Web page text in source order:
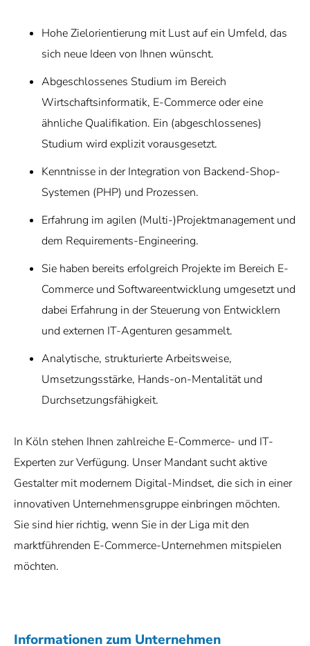
Hohe Zielorientierung mit Lust auf ein Umfeld, das
sich neue Ideen von Ihnen wünscht.
Abgeschlossenes Studium im Bereich
Wirtschaftsinformatik, E-Commerce oder eine
ähnliche Qualifikation. Ein (abgeschlossenes)
Studium wird explizit vorausgesetzt.
Kenntnisse in der Integration von Backend-Shop-
Systemen (PHP) und Prozessen.
Erfahrung im agilen (Multi-)Projektmanagement und
dem Requirements-Engineering.
Sie haben bereits erfolgreich Projekte im Bereich E-
Commerce und Softwareentwicklung umgesetzt und
dabei Erfahrung in der Steuerung von Entwicklern
und externen IT-Agenturen gesammelt.
Analytische, strukturierte Arbeitsweise,
Umsetzungsstärke, Hands-on-Mentalität und
Durchsetzungsfähigkeit.
In Köln stehen Ihnen zahlreiche E-Commerce- und IT-
Experten zur Verfügung. Unser Mandant sucht aktive
Gestalter mit modernem Digital-Mindset, die sich in einer
innovativen Unternehmensgruppe einbringen möchten.
Sie sind hier richtig, wenn Sie in der Liga mit den
marktführenden E-Commerce-Unternehmen mitspielen
möchten.
Informationen zum Unternehmen